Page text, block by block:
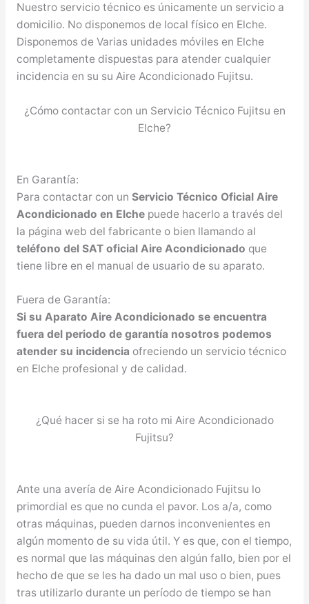
Nuestro servicio técnico es únicamente un servicio a
domicilio. No disponemos de local físico en Elche.
Disponemos de Varias unidades móviles en Elche
completamente dispuestas para atender cualquier
incidencia en su su Aire Acondicionado Fujitsu.
¿Cómo contactar con un Servicio Técnico Fujitsu en
Elche?
En Garantía:
Para contactar con un Servicio Técnico Oficial Aire
Acondicionado en Elchepuede hacerlo a través del
la página web del fabricante o bien llamando al
teléfono del SAT oficial Aire Acondicionado que
tiene libre en el manual de usuario de su aparato.
Fuera de Garantía:
Si su Aparato Aire Acondicionado se encuentra
fuera del periodo de garantía nosotros podemos
atender su incidencia ofreciendo un servicio técnico
en Elche profesional y de calidad.
¿Qué hacer si se ha roto mi Aire Acondicionado
Fujitsu?
Ante una avería de Aire Acondicionado Fujitsu lo
primordial es que no cunda el pavor. Los a/a, como
otras máquinas, pueden darnos inconvenientes en
algún momento de su vida útil. Y es que, con el tiempo,
es normal que las máquinas den algún fallo, bien por el
hecho de que se les ha dado un mal uso o bien, pues
tras utilizarlo durante un período de tiempo se han